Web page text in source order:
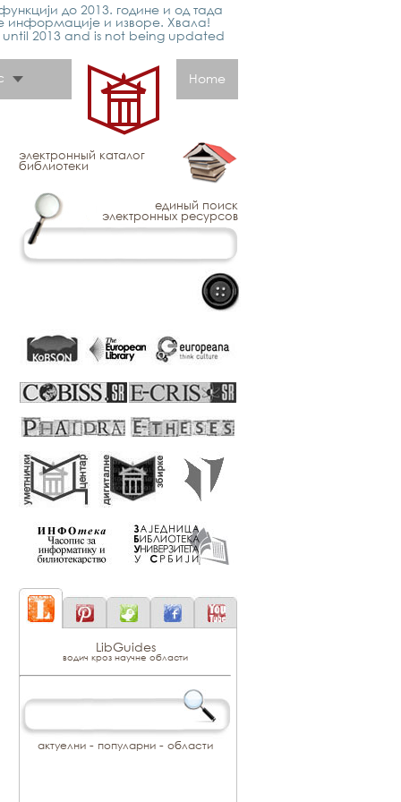
до 2013. године и од тада
информације и изворе. Хвала!
2013 and is not being updated
Home
электронный каталог
библиотеки
единый поиск
электронных ресурсов